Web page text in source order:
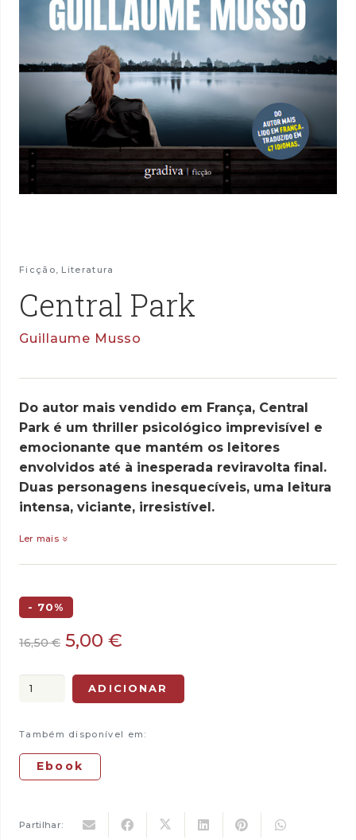
Ficção, Literatura
Central Park
Guillaume Musso
Do autor mais vendido em França, Central
Park é um thriller psicológico imprevisível e
emocionante que mantém os leitores
envolvidos até à inesperada reviravolta final.
Duas personagens inesquecíveis, uma leitura
intensa, viciante, irresistível.
Ler mais
- 70%
16,50€ O
original
era:
5,00 €
atual
é:
QuantidadeADICIONAR
Também disponível em:
Ebook
Partilhar: